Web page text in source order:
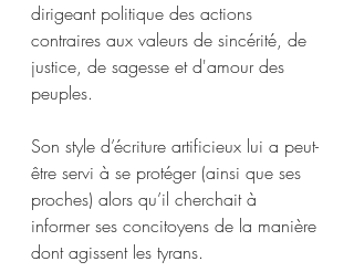
dirigeant politique des actions
contraires aux valeurs de sincérité, de
justice, de sagesse et d'amour des
peuples.
Son style d’écriture artificieux lui a peut-
être servi à se protéger (ainsi que ses
proches) alors qu’il cherchait à
informer ses concitoyens de la manière
dont agissent les tyrans.